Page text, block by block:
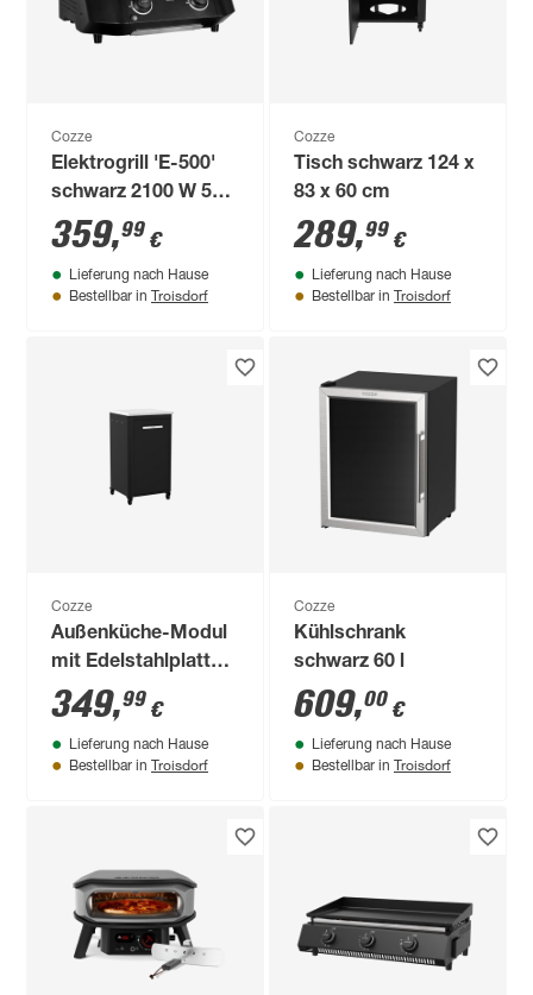
Cozze
Elektrogrill 'E-500'
schwarz 2100 W 58,9
x 37,8 x 39 cm
359,99 €
Lieferung nach Hause
Bestellbar in Troisdorf
Cozze
Tisch schwarz 124 x
83 x 60 cm
289,99 €
Lieferung nach Hause
Bestellbar in Troisdorf
Cozze
Außenküche-Modul
mit Edelstahlplatte
63,5 x 110 x 67 cm
349,99 €
Lieferung nach Hause
Bestellbar in Troisdorf
Cozze
Kühlschrank
schwarz 60 l
609,00 €
Lieferung nach Hause
Bestellbar in Troisdorf